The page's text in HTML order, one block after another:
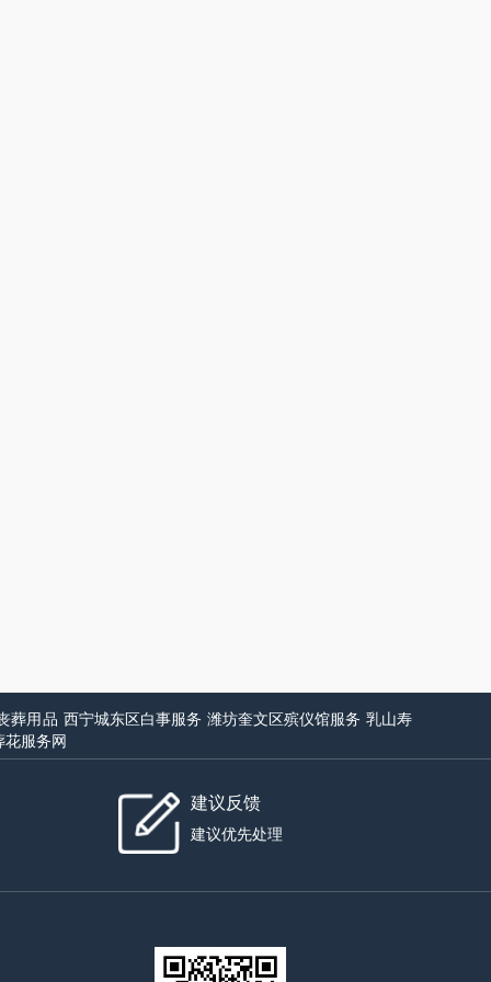
葬用品 西宁城东区白事服务 潍坊奎文区殡仪馆服务 乳山寿
花服务网
建议反馈
建议优先处理